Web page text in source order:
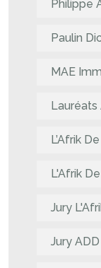
Philippe
Paulin
MAE
Lauréats
L’Afrik
L'Afrik
Jury
Jury